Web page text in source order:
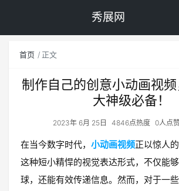
秀展网
首页 正文
制作自己的创意小动画视
大神级必备！
2023年 6月 25日 4846点热度 0人点
在当今数字时代， 小动画视频正以惊人
这种短小精悍的视觉表达形式，不仅能
球，还能有效传递信息。然而，对于一